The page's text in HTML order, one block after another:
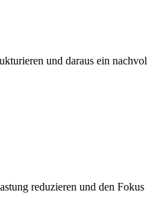
und daraus ein
reduzieren und den